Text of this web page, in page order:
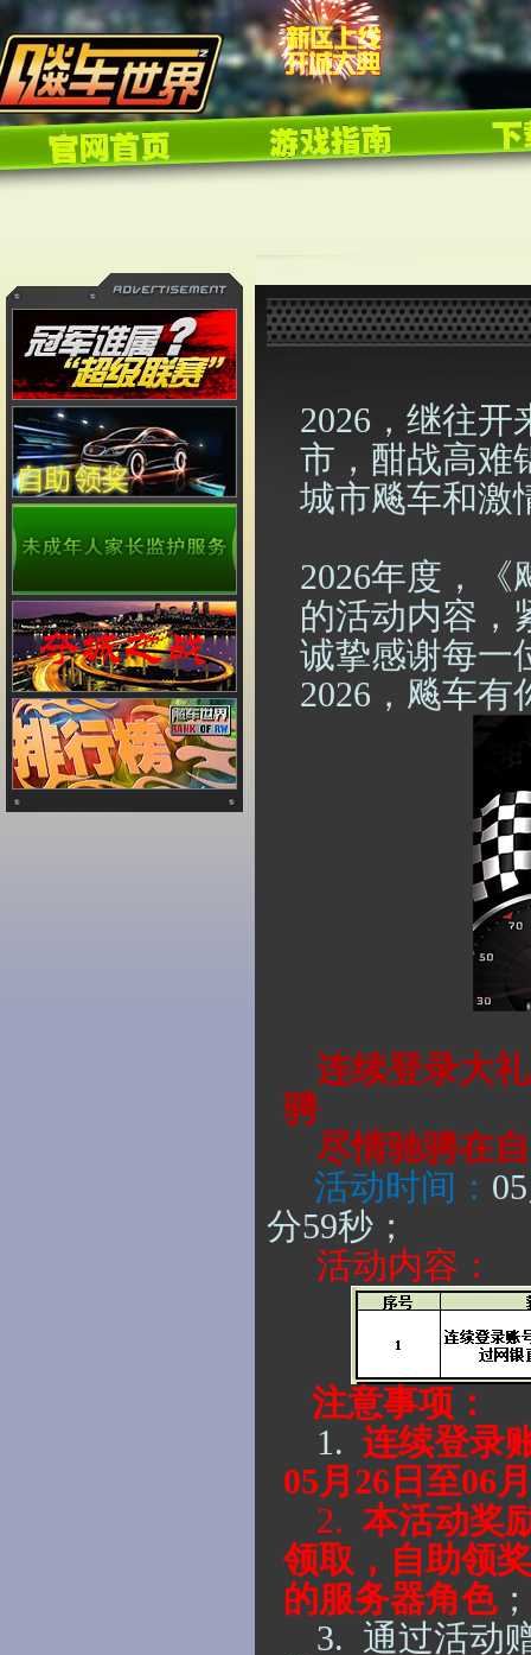
2026 ，继往
市，酣战高难
城市飚车和激
2026年度，《
的活动内容，
诚挚感谢每一
2026 ，飚车
连续登录大
骋
尽情驰骋在
活动时间：
分59秒 ；
活动内容：
注意事项：
1. 连续登录
05月26日至06
2. 本活动奖
领取， 自助领
的服务器角色；
3. 通过活动